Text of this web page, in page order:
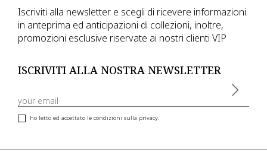
Iscriviti alla newsletter e scegli di ricevere informazioni
in anteprima ed anticipazioni di collezioni, inoltre,
promozioni esclusive riservate ai nostri clienti VIP
ISCRIVITI ALLA NOSTRA NEWSLETTER
ho letto ed accettato le condizioni sulla privacy.